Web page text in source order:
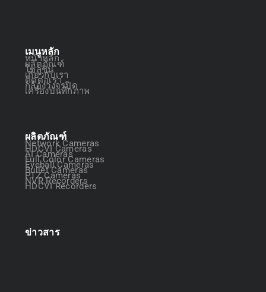
เมนูหลัก
หน้าหลัก
ผลิตภัณฑ์
โซลูชัน
เกี่ยวกับเรา
ติดต่อเรา
กล้องวงจรปิด
เครื่องบันทึกภาพ
ผลิตภัณฑ์
Network Cameras
HDCVI Cameras
AI Cameras
Full Color Cameras
Eyeball Cameras
Bullet Cameras
PTZ Cameras
NVR Recorders
HDCVI Recorders
ข่าวสาร